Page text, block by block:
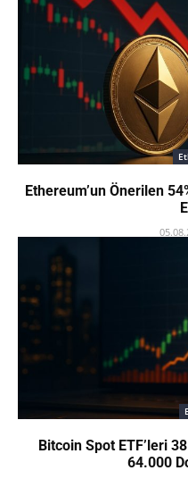
Ethereum’un Önerilen
Bitcoin Spot ETF’leri
64.000